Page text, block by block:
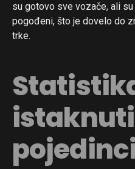
su gotovo sve vozače, ali
pogođeni, što je dovelo do
trke.
istaknuti